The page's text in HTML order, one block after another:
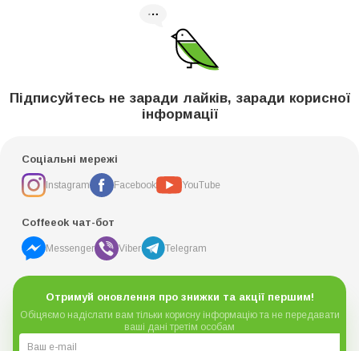
Підписуйтесь не заради лайків, заради корисної
інформації
Соціальні мережі
Instagram Facebook YouTube
Coffeeok чат-бот
Messenger Viber Telegram
Отримуй оновлення про знижки та акції першим!
Обіцяємо надіслати вам тільки корисну інформацію та не передавати
ваші дані третім особам